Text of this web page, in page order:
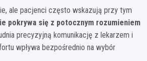
ale pacjenci często wskazują przy tym
pokrywa się z potocznym rozumieniem
precyzyjną komunikację z lekarzem i
wpływa bezpośrednio na wybór